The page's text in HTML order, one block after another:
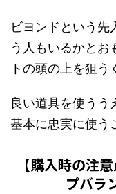
ビヨンドという先
う人もいるかとお
トの頭の上を狙う
良い道具を使うう
基本に忠実に使う
【購入時の注
プバラ